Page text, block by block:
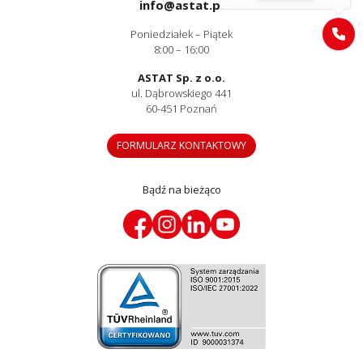
info@astat.pl
Poniedziałek – Piątek
8:00 – 16:00
ASTAT Sp. z o.o.
ul. Dąbrowskiego 441
60-451 Poznań
FORMULARZ KONTAKTOWY
Bądź na bieżąco